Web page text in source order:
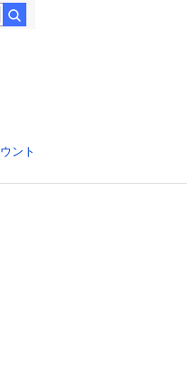
ント